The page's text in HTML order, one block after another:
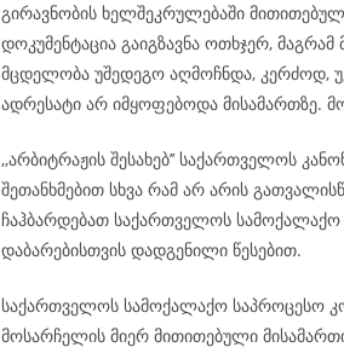
გირავნობის ხელშეკრულებაში
დოკუმენტაცია გაიგზავნა ოთხჯერ, მაგრამ
მცდელობა უშედეგო აღმოჩნდა, კერძოდ,
ადრესატი არ იმყოფებოდა მისამართზე.
,,არბიტრაჟის შესახებ’’ საქართველოს
შეთანხმებით სხვა რამ არ არის
ჩაჰბარდებათ საქართველოს
დაბარებისთვის დადგენილი წესებით.
საქართველოს სამოქალაქო საპროცესო
მოსარჩელის მიერ მითითებული